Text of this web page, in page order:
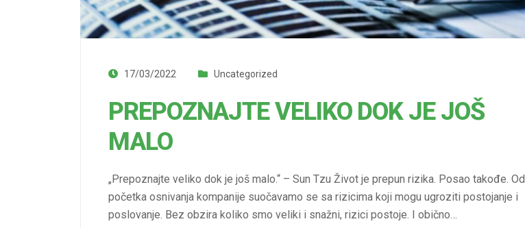
17/03/2022 Uncategorized
PREPOZNAJTE VELIKO DOK JE JOŠ
MALO
„Prepoznajte veliko dok je još malo.“ – Sun Tzu Život je prepun rizika. Posao takođe. Od
početka osnivanja kompanije suočavamo se sa rizicima koji mogu ugroziti postojanje i
poslovanje. Bez obzira koliko smo veliki i snažni, rizici postoje. I obično…